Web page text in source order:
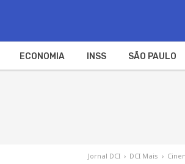
ECONOMIA INSS SÃO PAULO
Jornal DCI › DCI Mais ›